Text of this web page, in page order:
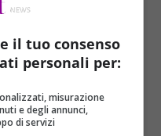
il tuo consenso
personali per:
misurazione
e degli annunci,
di servizi